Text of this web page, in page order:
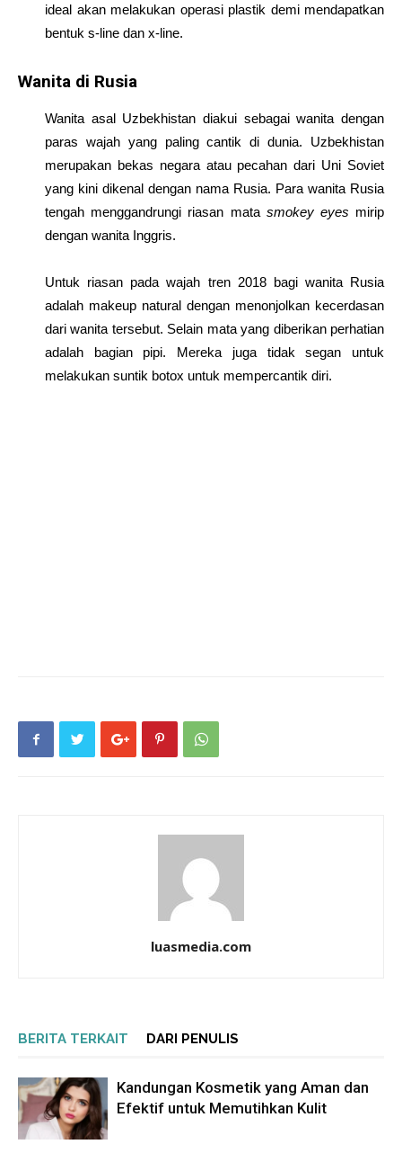
ideal akan melakukan operasi plastik demi mendapatkan
bentuk s-line dan x-line.
Wanita di Rusia
Wanita asal Uzbekhistan diakui sebagai wanita dengan
paras wajah yang paling cantik di dunia. Uzbekhistan
merupakan bekas negara atau pecahan dari Uni Soviet
yang kini dikenal dengan nama Rusia. Para wanita Rusia
tengah menggandrungi riasan mata smokey eyes mirip
dengan wanita Inggris.
Untuk riasan pada wajah tren 2018 bagi wanita Rusia
adalah makeup natural dengan menonjolkan kecerdasan
dari wanita tersebut. Selain mata yang diberikan perhatian
adalah bagian pipi. Mereka juga tidak segan untuk
melakukan suntik botox untuk mempercantik diri.
luasmedia.com
BERITA TERKAIT DARI PENULIS
Kandungan Kosmetik yang Aman dan
Efektif untuk Memutihkan Kulit